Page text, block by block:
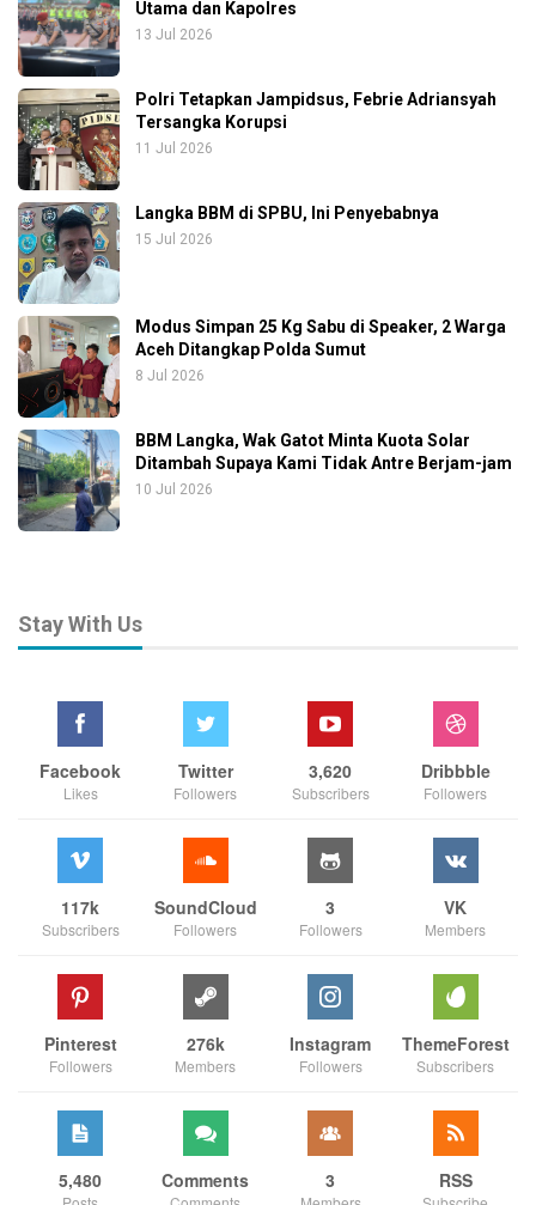
Utama dan Kapolres
13 Jul 2026
Polri Tetapkan Jampidsus, Febrie Adriansyah
Tersangka Korupsi
11 Jul 2026
Langka BBM di SPBU, Ini Penyebabnya
15 Jul 2026
Modus Simpan 25 Kg Sabu di Speaker, 2 Warga
Aceh Ditangkap Polda Sumut
8 Jul 2026
BBM Langka, Wak Gatot Minta Kuota Solar
Ditambah Supaya Kami Tidak Antre Berjam-jam
10 Jul 2026
Stay With Us
Facebook
Likes
Twitter
Followers
3,620
Subscribers
Dribbble
Followers
117k
Subscribers
SoundCloud
Followers
3
Followers
VK
Members
Pinterest
Followers
276k
Members
Instagram
Followers
ThemeForest
Subscribers
5,480 Comments 3 RSS